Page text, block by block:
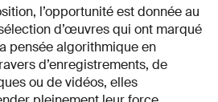
l’opportunité est donnée au
d’œuvres qui ont marqué
pensée algorithmique en
d’enregistrements, de
ou de vidéos, elles